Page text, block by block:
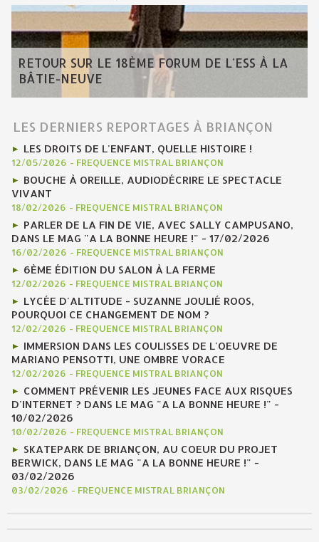
RETOUR SUR LE 18ÈME FORUM DE L'ESS À LA
BÂTIE-NEUVE
LES DERNIERS REPORTAGES À BRIANÇON
LES DROITS DE L'ENFANT, QUELLE HISTOIRE !
12/05/2026 - FREQUENCE MISTRAL BRIANÇON
BOUCHE À OREILLE, AUDIODÉCRIRE LE SPECTACLE
VIVANT
18/02/2026 - FREQUENCE MISTRAL BRIANÇON
PARLER DE LA FIN DE VIE, AVEC SALLY CAMPUSANO,
DANS LE MAG "A LA BONNE HEURE !" - 17/02/2026
16/02/2026 - FREQUENCE MISTRAL BRIANÇON
6ÈME ÉDITION DU SALON À LA FERME
12/02/2026 - FREQUENCE MISTRAL BRIANÇON
LYCÉE D'ALTITUDE - SUZANNE JOULIÉ ROOS,
POURQUOI CE CHANGEMENT DE NOM ?
12/02/2026 - FREQUENCE MISTRAL BRIANÇON
IMMERSION DANS LES COULISSES DE L'OEUVRE DE
MARIANO PENSOTTI, UNE OMBRE VORACE
12/02/2026 - FREQUENCE MISTRAL BRIANÇON
COMMENT PRÉVENIR LES JEUNES FACE AUX RISQUES
D'INTERNET ? DANS LE MAG "A LA BONNE HEURE !" -
10/02/2026
10/02/2026 - FREQUENCE MISTRAL BRIANÇON
SKATEPARK DE BRIANÇON, AU COEUR DU PROJET
BERWICK, DANS LE MAG "A LA BONNE HEURE !" -
03/02/2026
03/02/2026 - FREQUENCE MISTRAL BRIANÇON